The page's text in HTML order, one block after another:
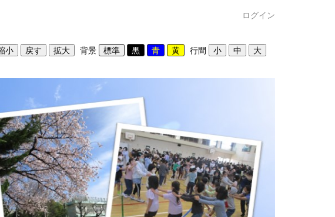
ログイン
背景 行間